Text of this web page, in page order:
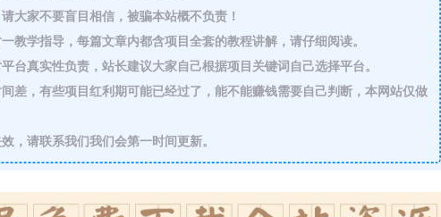
大家不要盲目相信，被骗本站概不负责！
教学指导，每篇文章内都含项目全套的教程讲解，请仔细阅读。
台真实性负责，站长建议大家自己根据项目关键词自己选择平台。
差，有些项目红利期可能已经过了，能不能赚钱需要自己判断，本网站仅做
，请联系我们我们会第一时间更新。